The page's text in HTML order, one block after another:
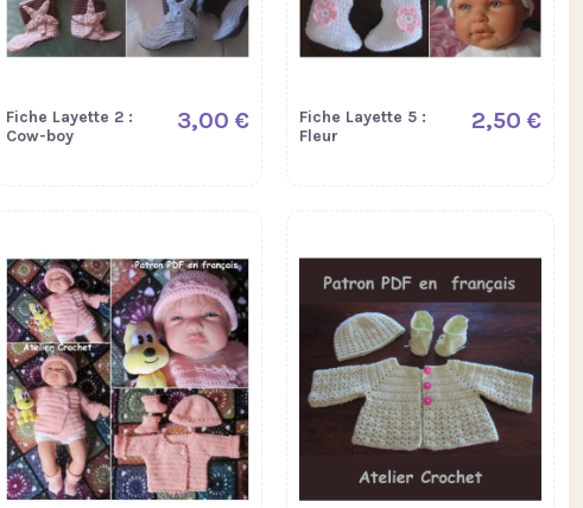
Fiche Layette 2 :
Cow-boy
3,00 €
Fiche Layette 5 :
Fleur
2,50 €